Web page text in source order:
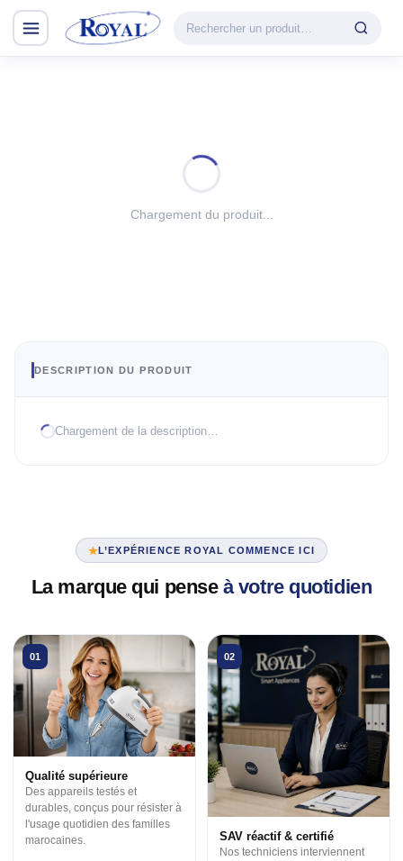
CHAUFFAGE
VENTILATION
3 en 1
Industrielle
Chargement du produit...
DESCRIPTION DU PRODUIT
Chargement de la description…
L’EXPÉRIENCE ROYAL COMMENCE ICI
La marque qui pense à votre quotidien
01
Qualité supérieure
Des appareils testés et
durables, conçus pour résister à
l'usage quotidien des familles
marocaines.
02
SAV réactif & certifié
Nos techniciens interviennent